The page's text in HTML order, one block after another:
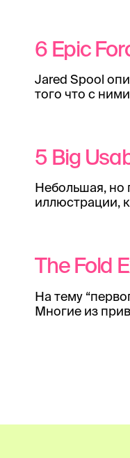
6 Epic
Jared Spool
того что с
5 Big
Небольшая, но
иллюстрации,
The Fold
На тему
Многие из